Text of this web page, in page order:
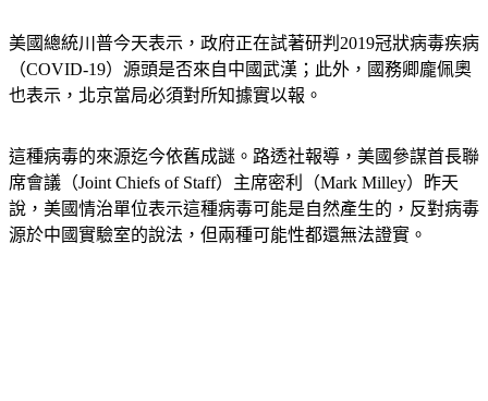
（COVID-19）源頭是否來自中國武漢；此外，國務卿龐佩奧
也表示，北京當局必須對所知據實以報。
席會議（Joint Chiefs of Staff）主席密利（Mark Milley）昨天
說，美國情治單位表示這種病毒可能是自然產生的，反對病毒
源於中國實驗室的說法，但兩種可能性都還無法證實。